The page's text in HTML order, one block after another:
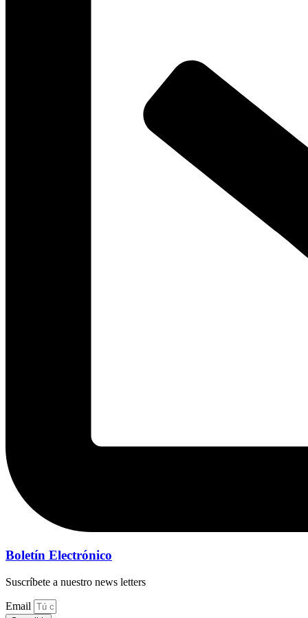
Boletín Electrónico
Suscríbete a nuestro news letters
Email